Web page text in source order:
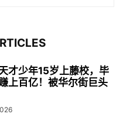
才少年15岁上藤校，毕
上百亿！被华尔街巨头